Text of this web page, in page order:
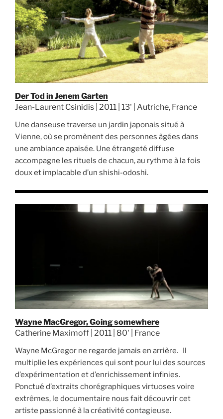
Der Tod in Jenem Garten
Jean-Laurent Csinidis | 2011 | 13' | Autriche, France
Une danseuse traverse un jardin japonais situé à
Vienne, où se promènent des personnes âgées dans
une ambiance apaisée. Une étrangeté diffuse
accompagne les rituels de chacun, au rythme à la fois
doux et implacable d’un shishi-odoshi.
Wayne MacGregor, Going somewhere
Catherine Maximoff | 2011 | 80' | France
Wayne McGregor ne regarde jamais en arrière. Il
multiplie les expériences qui sont pour lui des sources
d’expérimentation et d’enrichissement infinies.
Ponctué d’extraits chorégraphiques virtuoses voire
extrêmes, le documentaire nous fait découvrir cet
artiste passionné à la créativité contagieuse.